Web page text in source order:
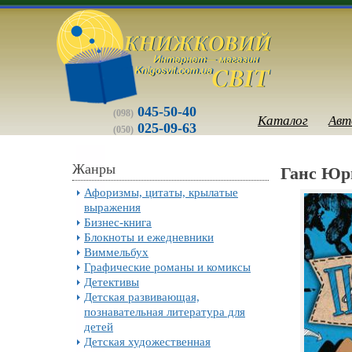
(098) 045-50-40
(050) 025-09-63 Каталог
Жанры
Афоризмы, цитаты, крылатые
выражения
Бизнес-книга
Блокноты и ежедневники
Виммельбух
Графические романы и комиксы
Детективы
Детская развивающая,
познавательная литература для
детей
Детская художественная
Ганс